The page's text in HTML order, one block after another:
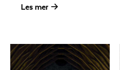
Les mer